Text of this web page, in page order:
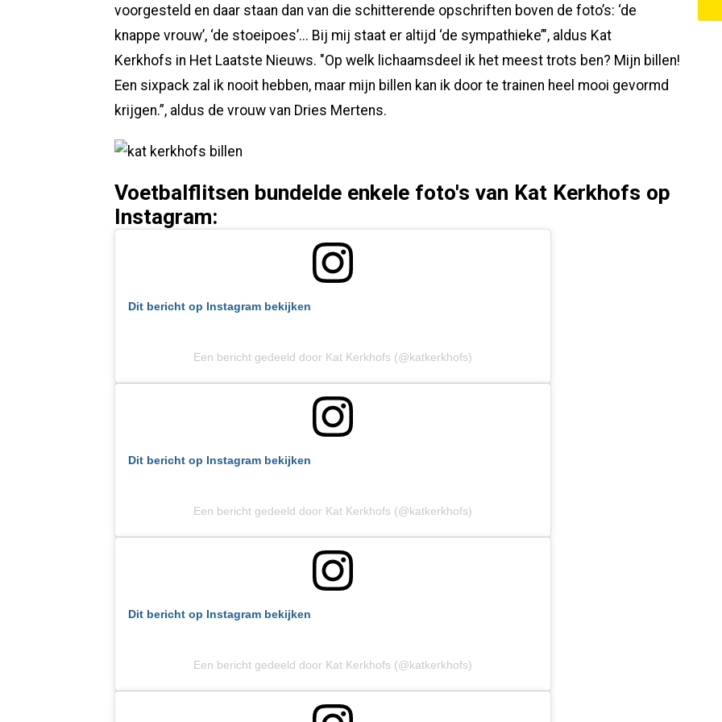
voorgesteld en daar staan dan van die schitterende opschriften boven de foto’s: ‘de
knappe vrouw’, ‘de stoeipoes’... Bij mij staat er altijd ‘de sympathieke’", aldus Kat
Kerkhofs in Het Laatste Nieuws. "Op welk lichaamsdeel ik het meest trots ben? Mijn billen!
Een sixpack zal ik nooit hebben, maar mijn billen kan ik door te trainen heel mooi gevormd
krijgen.”, aldus de vrouw van Dries Mertens.
Voetbalflitsen bundelde enkele foto's van Kat Kerkhofs op
Instagram:
Dit bericht op Instagram bekijken
Een bericht gedeeld door Kat Kerkhofs (@katkerkhofs)
Dit bericht op Instagram bekijken
Een bericht gedeeld door Kat Kerkhofs (@katkerkhofs)
Dit bericht op Instagram bekijken
Een bericht gedeeld door Kat Kerkhofs (@katkerkhofs)